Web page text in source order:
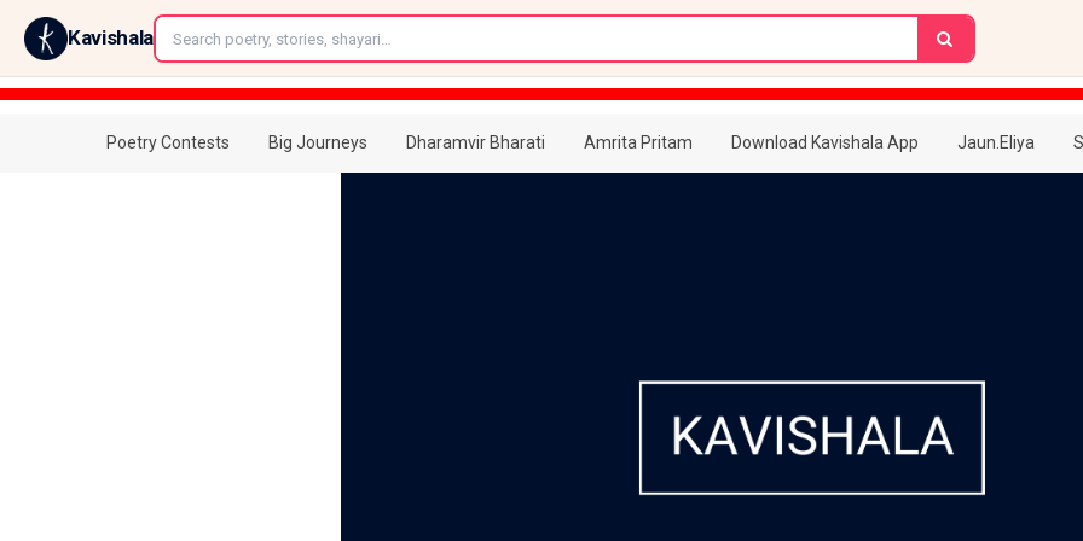
Kavishala
Poetry Contests Big Journeys Dharamvir Bharati Amrita Pritam Download Kavishala App Jaun.Eliya